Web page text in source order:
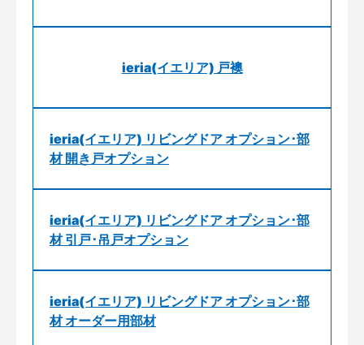
ieria(イエリア) 戸襖
ieria(イエリア) リビングドア オプション･部
材 開き戸オプション
ieria(イエリア) リビングドア オプション･部
材 引戸･吊戸オプション
ieria(イエリア) リビングドア オプション･部
材 オーダー用部材